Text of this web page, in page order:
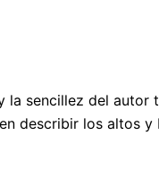
la sencillez del
describir los altos